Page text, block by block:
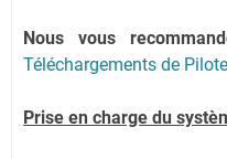
Nous vous
Téléchargements de
Prise en charge du